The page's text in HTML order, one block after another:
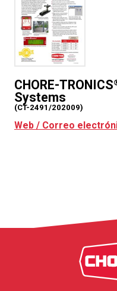
CHORE-TRONICS
Systems
(CT-2491/202009)
Web / Correo